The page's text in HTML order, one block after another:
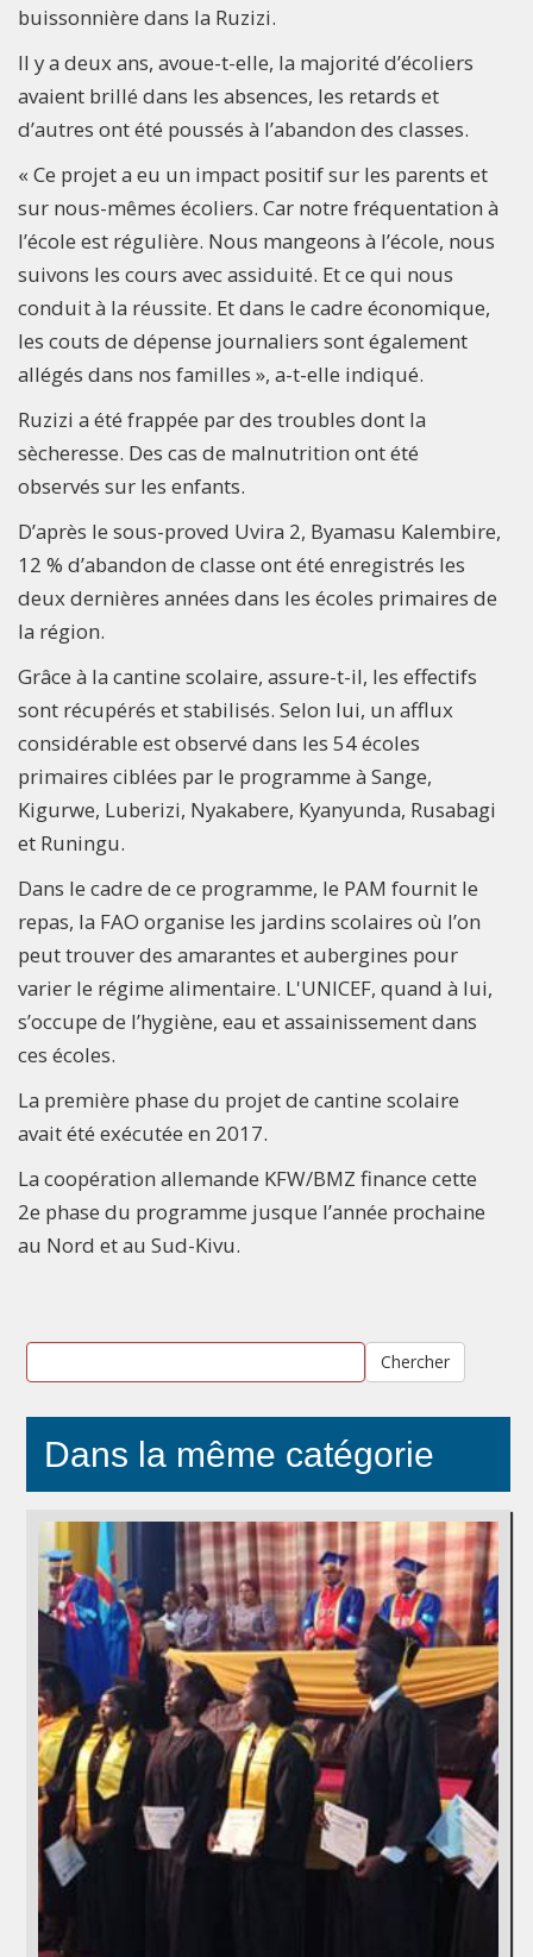
buissonnière dans la Ruzizi.
Il y a deux ans, avoue-t-elle, la majorité d’écoliers
avaient brillé dans les absences, les retards et
d’autres ont été poussés à l’abandon des classes.
« Ce projet a eu un impact positif sur les parents et
sur nous-mêmes écoliers. Car notre fréquentation à
l’école est régulière. Nous mangeons à l’école, nous
suivons les cours avec assiduité. Et ce qui nous
conduit à la réussite. Et dans le cadre économique,
les couts de dépense journaliers sont également
allégés dans nos familles », a-t-elle indiqué.
Ruzizi a été frappée par des troubles dont la
sècheresse. Des cas de malnutrition ont été
observés sur les enfants.
D’après le sous-proved Uvira 2, Byamasu Kalembire,
12 % d’abandon de classe ont été enregistrés les
deux dernières années dans les écoles primaires de
la région.
Grâce à la cantine scolaire, assure-t-il, les effectifs
sont récupérés et stabilisés. Selon lui, un afflux
considérable est observé dans les 54 écoles
primaires ciblées par le programme à Sange,
Kigurwe, Luberizi, Nyakabere, Kyanyunda, Rusabagi
et Runingu.
Dans le cadre de ce programme, le PAM fournit le
repas, la FAO organise les jardins scolaires où l’on
peut trouver des amarantes et aubergines pour
varier le régime alimentaire. L'UNICEF, quand à lui,
s’occupe de l’hygiène, eau et assainissement dans
ces écoles.
La première phase du projet de cantine scolaire
avait été exécutée en 2017.
La coopération allemande KFW/BMZ finance cette
2e phase du programme jusque l’année prochaine
au Nord et au Sud-Kivu.
Chercher
Dans la même catégorie